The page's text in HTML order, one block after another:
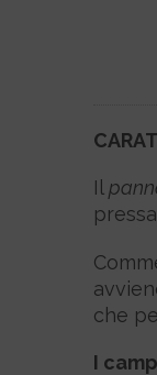
Il
che
I